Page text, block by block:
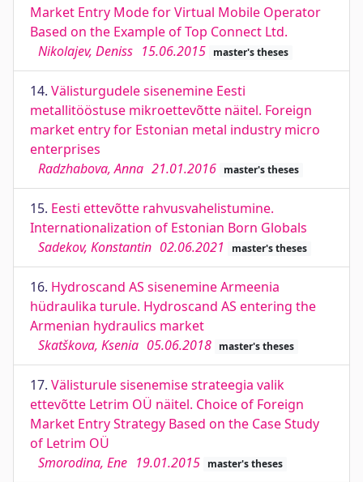
Market Entry Mode for Virtual Mobile Operator
Based on the Example of Top Connect Ltd.
Nikolajev, Deniss 15.06.2015 master's theses
14. Välisturgudele sisenemine Eesti
metallitööstuse mikroettevõtte näitel. Foreign
market entry for Estonian metal industry micro
enterprises
Radzhabova, Anna 21.01.2016 master's theses
15. Eesti ettevõtte rahvusvahelistumine.
Internationalization of Estonian Born Globals
Sadekov, Konstantin 02.06.2021 master's theses
16. Hydroscand AS sisenemine Armeenia
hüdraulika turule. Hydroscand AS entering the
Armenian hydraulics market
Skatškova, Ksenia 05.06.2018 master's theses
17. Välisturule sisenemise strateegia valik
ettevõtte Letrim OÜ näitel. Choice of Foreign
Market Entry Strategy Based on the Case Study
of Letrim OÜ
Smorodina, Ene 19.01.2015 master's theses